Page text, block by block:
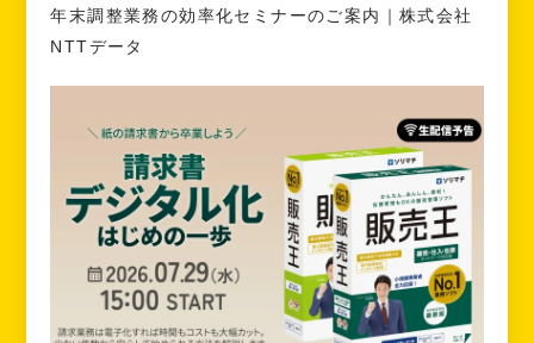
年末調整業務の効率化セミナーのご案内｜株式会社
NTTデータ